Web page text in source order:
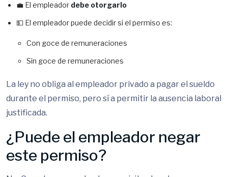
💼 El empleador debe otorgarlo
💵 El empleador puede decidir si el permiso es:
Con goce de remuneraciones
Sin goce de remuneraciones
La ley no obliga al empleador privado a pagar el sueldo
durante el permiso, pero sí a permitir la ausencia laboral
justificada.
¿Puede el empleador negar
este permiso?